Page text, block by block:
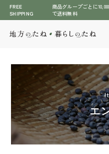
イ
FREE
SHIPPING
商品グループごとに
で送料無料
商品一覧
商品一覧へ
石川県伝統野菜（加賀野菜含
全ての商品
エ